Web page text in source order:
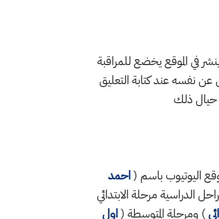
في الموقع يخضع للمراقبة
نفسه عند كتابة التعليق
حيال ذلك
اليوتيوب باسم (احمد
الدراسية مرحلة الابتدائي
) ومرحلة المتوسطة (اول